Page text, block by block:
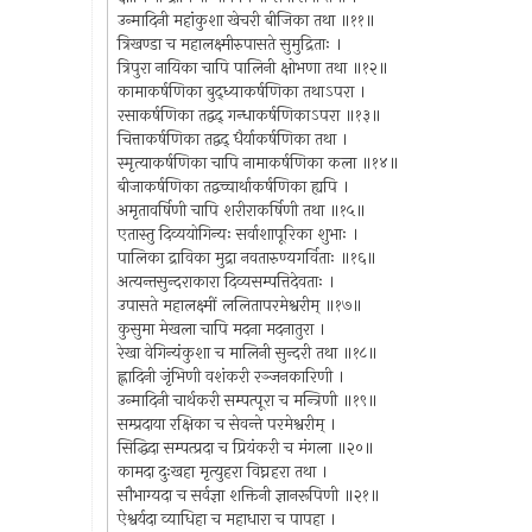
उन्मादिनी महांकुशा खेचरी बीजिका तथा ॥११॥
त्रिखण्डा च महालक्ष्मीरुपासते सुमुद्रिताः ।
त्रिपुरा नायिका चापि पालिनी क्षोभणा तथा ॥१२॥
कामाकर्षणिका बुद्ध्याकर्षणिका तथाऽपरा ।
रसाकर्षणिका तद्वद् गन्धाकर्षणिकाऽपरा ॥१३॥
चित्ताकर्षणिका तद्वद् धैर्याकर्षणिका तथा ।
स्मृत्याकर्षणिका चापि नामाकर्षणिका कला ॥१४॥
बीजाकर्षणिका तद्वच्चार्थाकर्षणिका ह्यपि ।
अमृतावर्षिणी चापि शरीराकर्षिणी तथा ॥१५॥
एतास्तु दिव्ययोगिन्यः सर्वाशापूरिका शुभाः ।
पालिका द्राविका मुद्रा नवतारुण्यगर्विताः ॥१६॥
अत्यन्तसुन्दराकारा दिव्यसम्पत्तिदेवताः ।
उपासते महालक्ष्मीं ललितापरमेश्वरीम् ॥१७॥
कुसुमा मेखला चापि मदना मदनातुरा ।
रेखा वेगिन्यंकुशा च मालिनी सुन्दरी तथा ॥१८॥
ह्लादिनी जृंभिणी वशंकरी रञ्जनकारिणी ।
उन्मादिनी चार्थकरी सम्पत्पूरा च मन्त्रिणी ॥१९॥
सम्प्रदाया रक्षिका च सेवन्ते परमेश्वरीम् ।
सिद्धिदा सम्पत्प्रदा च प्रियंकरी च मंगला ॥२०॥
कामदा दुःखहा मृत्युहरा विघ्नहरा तथा ।
सौभाग्यदा च सर्वज्ञा शक्तिनी ज्ञानरूपिणी ॥२१॥
ऐश्वर्यदा व्याधिहा च महाधारा च पापहा ।